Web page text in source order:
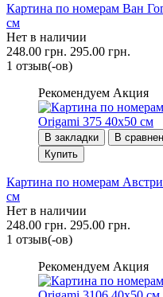
Картина по номерам Ван
см
Нет в наличии
248.00 грн. 295.00 грн.
1 отзыв(-ов)
Рекомендуем Акция
В закладки
В
Купить
Картина по номерам
см
Нет в наличии
248.00 грн. 295.00 грн.
1 отзыв(-ов)
Рекомендуем Акция